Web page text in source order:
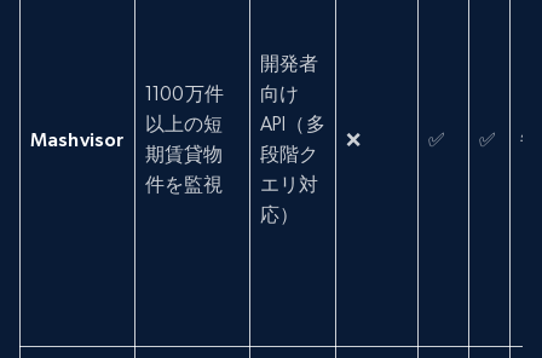
Mashvisor
1100万件
以上の短
期賃貸物
件を監視
開発者
向け
API（多
段階ク
エリ対
応）
❌ ✅ ✅